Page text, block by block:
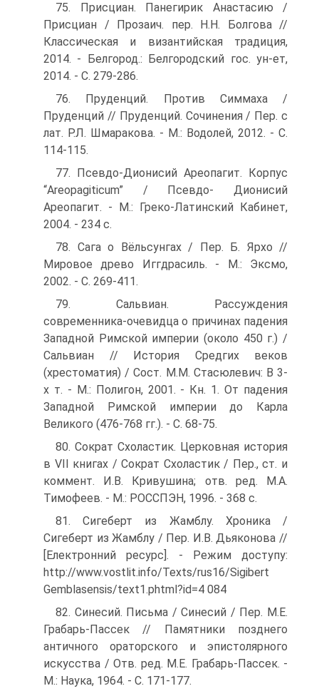
75. Присциан. Панегирик Анастасию /
Присциан / Прозаич. пер. Н.Н. Болгова //
Классическая и византийская традиция,
2014. - Белгород.: Белгородский гос. ун-ет,
2014. - С. 279-286.
76. Пруденций. Против Симмаха /
Пруденций // Пруденций. Сочинения / Пер. с
лат. Р.Л. Шмаракова. - М.: Водолей, 2012. - С.
114-115.
77. Псевдо-Дионисий Ареопагит. Корпус
“Areopagiticum” / Псевдо- Дионисий
Ареопагит. - М.: Греко-Латинский Кабинет,
2004. - 234 с.
78. Сага о Вёльсунгах / Пер. Б. Ярхо //
Мировое древо Иггдрасиль. - М.: Эксмо,
2002. - С. 269-411.
79. Сальвиан. Рассуждения
современника-очевидца о причинах падения
Западной Римской империи (около 450 г.) /
Сальвиан // История Средгих веков
(хрестоматия) / Сост. М.М. Стасюлевич: В 3-
х т. - М.: Полигон, 2001. - Кн. 1. От падения
Западной Римской империи до Карла
Великого (476-768 гг.). - С. 68-75.
80. Сократ Схоластик. Церковная история
в VII книгах / Сократ Схоластик / Пер., ст. и
коммент. И.В. Кривушина; отв. ред. М.А.
Тимофеев. - М.: РОССПЭН, 1996. - 368 с.
81. Сигеберт из Жамблу. Хроника /
Сигеберт из Жамблу / Пер. И.В. Дьяконова //
[Електронний ресурс]. - Режим доступу:
http://www.vostlit.info/Texts/rus16/Sigibert
Gemblasensis/text1.phtml?id=4 084
82. Синесий. Письма / Синесий / Пер. М.Е.
Грабарь-Пассек // Памятники позднего
античного ораторского и эпистолярного
искусства / Отв. ред. М.Е. Грабарь-Пассек. -
М.: Наука, 1964. - С. 171-177.